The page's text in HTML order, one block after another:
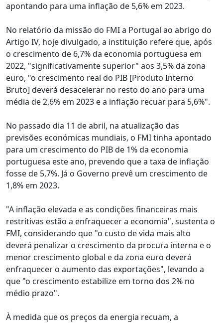
apontando para uma inflação de 5,6% em 2023.
No relatório da missão do FMI a Portugal ao abrigo do
Artigo IV, hoje divulgado, a instituição refere que, após
o crescimento de 6,7% da economia portuguesa em
2022, "significativamente superior" aos 3,5% da zona
euro, "o crescimento real do PIB [Produto Interno
Bruto] deverá desacelerar no resto do ano para uma
média de 2,6% em 2023 e a inflação recuar para 5,6%".
No passado dia 11 de abril, na atualização das
previsões económicas mundiais, o FMI tinha apontado
para um crescimento do PIB de 1% da economia
portuguesa este ano, prevendo que a taxa de inflação
fosse de 5,7%. Já o Governo prevê um crescimento de
1,8% em 2023.
"A inflação elevada e as condições financeiras mais
restritivas estão a enfraquecer a economia", sustenta o
FMI, considerando que "o custo de vida mais alto
deverá penalizar o crescimento da procura interna e o
menor crescimento global e da zona euro deverá
enfraquecer o aumento das exportações", levando a
que "o crescimento estabilize em torno dos 2% no
médio prazo".
À medida que os preços da energia recuam, a